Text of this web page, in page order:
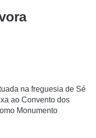
na freguesia de Sé
ao Convento dos
Monumento